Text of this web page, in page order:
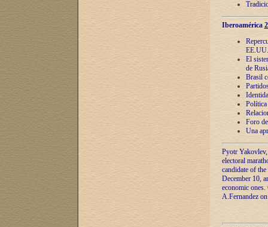
Iberoamérica
EE.UU.
El
de
Brasil
Política
Foro
Una
Pyotr
electoral
candidate of
December 10,
economic
A.Fernandez